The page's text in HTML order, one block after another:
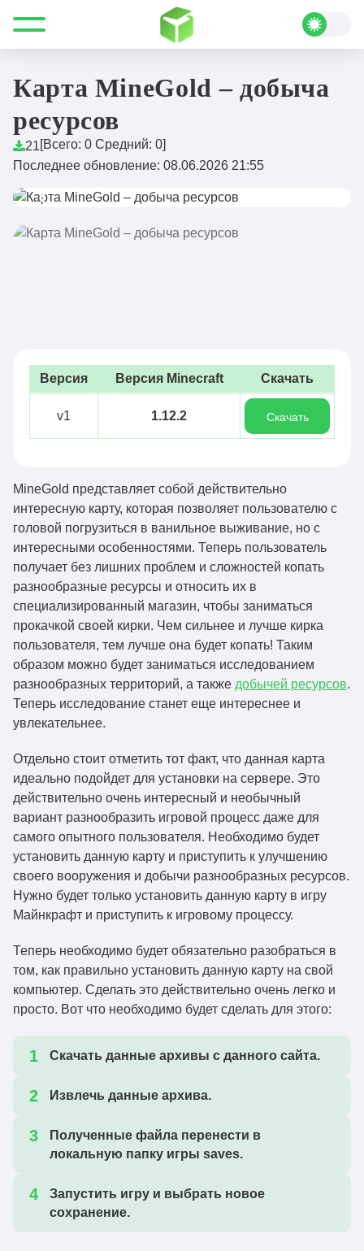
Все для Minecraft Карты
Приключения
Карта MineGold – добыча ресурсов
Карта MineGold – добыча
ресурсов
21[Всего: 0 Средний: 0]
Последнее обновление: 08.06.2026 21:55
Версия Версия Minecraft Скачать
v1 1.12.2 Скачать
MineGold представляет собой действительно
интересную карту, которая позволяет пользователю с
головой погрузиться в ванильное выживание, но с
интересными особенностями. Теперь пользователь
получает без лишних проблем и сложностей копать
разнообразные ресурсы и относить их в
специализированный магазин, чтобы заниматься
прокачкой своей кирки. Чем сильнее и лучше кирка
пользователя, тем лучше она будет копать! Таким
образом можно будет заниматься исследованием
разнообразных территорий, а также добычей ресурсов.
Теперь исследование станет еще интереснее и
увлекательнее.
Отдельно стоит отметить тот факт, что данная карта
идеально подойдет для установки на сервере. Это
действительно очень интересный и необычный
вариант разнообразить игровой процесс даже для
самого опытного пользователя. Необходимо будет
установить данную карту и приступить к улучшению
своего вооружения и добычи разнообразных ресурсов.
Нужно будет только установить данную карту в игру
Майнкрафт и приступить к игровому процессу.
Теперь необходимо будет обязательно разобраться в
том, как правильно установить данную карту на свой
компьютер. Сделать это действительно очень легко и
просто. Вот что необходимо будет сделать для этого:
Скачать данные архивы с данного сайта.
Извлечь данные архива.
Полученные файла перенести в
локальную папку игры saves.
Запустить игру и выбрать новое
сохранение.